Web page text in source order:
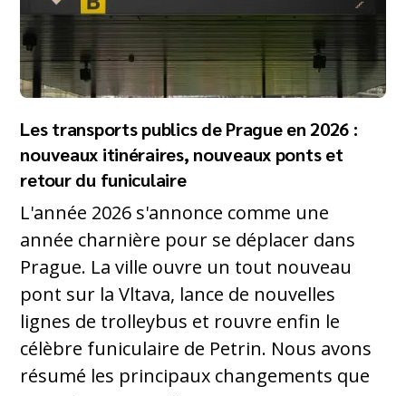
Les transports publics de Prague en 2026 :
nouveaux itinéraires, nouveaux ponts et
retour du funiculaire
L'année 2026 s'annonce comme une
année charnière pour se déplacer dans
Prague. La ville ouvre un tout nouveau
pont sur la Vltava, lance de nouvelles
lignes de trolleybus et rouvre enfin le
célèbre funiculaire de Petrin. Nous avons
résumé les principaux changements que